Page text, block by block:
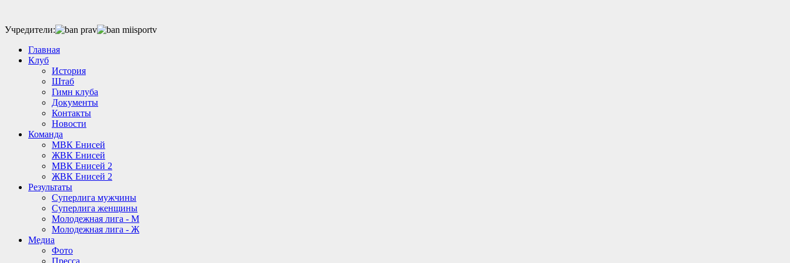
Учредители:
Главная
Клуб
История
Штаб
Гимн клуба
Документы
Контакты
Новости
Команда
МВК Енисей
ЖВК Енисей
МВК Енисей 2
ЖВК Енисей 2
Результаты
Суперлига мужчины
Суперлига женщины
Молодежная лига - М
Молодежная лига - Ж
Медиа
Фото
Пресса